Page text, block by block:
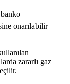
onarılabilir
zararlı gaz